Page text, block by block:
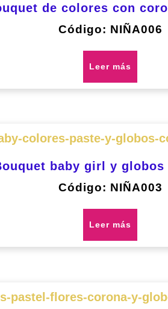
de colores con
Código: NIÑA006
Leer más
baby girl y
Código: NIÑA003
Leer más